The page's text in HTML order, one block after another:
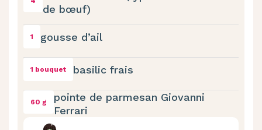
de bœuf)
1 gousse d’ail
1 bouquet basilic frais
60 g
pointe de parmesan Giovanni
Ferrari